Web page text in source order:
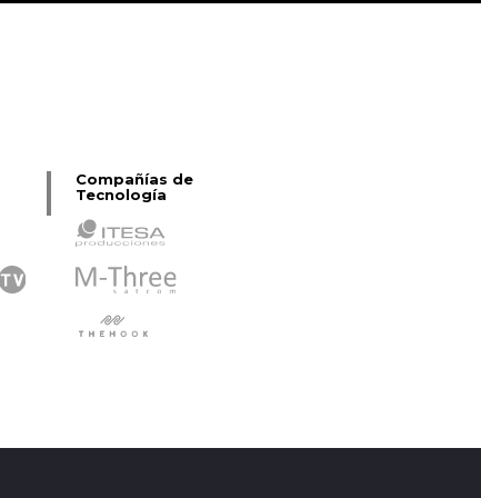
Compañías de
Tecnología